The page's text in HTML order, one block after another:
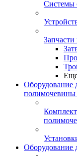
Системы
Оборудование
полимочевины
Оборудование